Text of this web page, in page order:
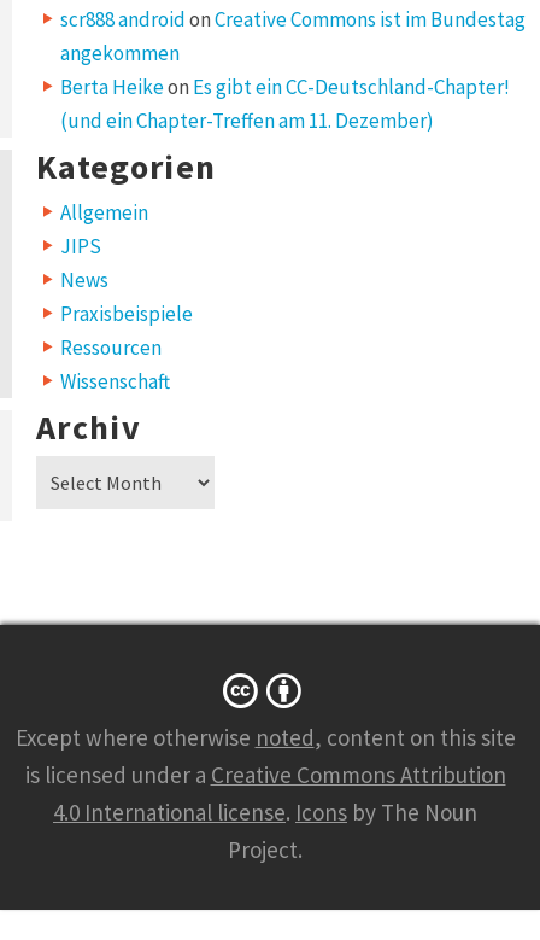
scr888 androidonCreative Commons ist im Bundestag
angekommen
Berta Heikeon Es gibt ein CC-Deutschland-Chapter!
(und ein Chapter-Treffen am 11. Dezember)
Kategorien
Allgemein
JIPS
News
Praxisbeispiele
Ressourcen
Wissenschaft
Archiv
Archiv
Except where otherwise noted, content on this site
is licensed under a Creative Commons Attribution
4.0 International license. Icons by The Noun
Project.